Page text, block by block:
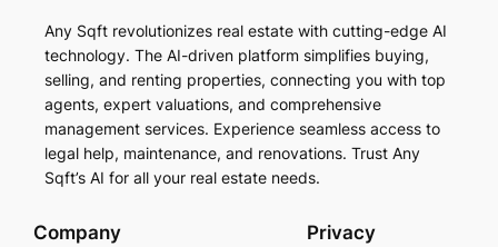
Any Sqft revolutionizes real estate with cutting-edge AI
technology. The AI-driven platform simplifies buying,
selling, and renting properties, connecting you with top
agents, expert valuations, and comprehensive
management services. Experience seamless access to
legal help, maintenance, and renovations. Trust Any
Sqft’s AI for all your real estate needs.
Company Privacy